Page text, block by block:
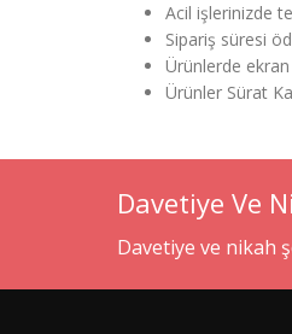
Acil işlerinizde
Sipariş süresi
Ürünlerde
Ürünler Sürat
Davetiye Ve
Davetiye ve nikah